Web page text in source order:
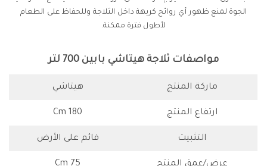
الجوة لمنع ظهور أي روائح كريهة داخل الثلاجة وللحفاظ على الطعام
لأطول فترة ممكنة.
مواصفات ثلاجة هيتاشي بابين 700 لتر
ماركة المنتج هيتاشي
ارتفاع المنتج 180 Cm
التثبيت قائم على الأرض